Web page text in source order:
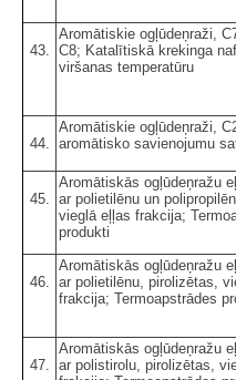
43.
Aromātiskie ogļūdeņraži,
C8; Katalītiskā krekinga
viršanas temperatūru
44.
Aromātiskie ogļūdeņraži,
aromātisko savienojumu
45.
Aromātiskās ogļūdeņražu
ar polietilēnu un
vieglā eļļas frakcija;
produkti
46.
Aromātiskās ogļūdeņražu
ar polietilēnu, pirolizētas,
frakcija; Termoapstrādes
47.
Aromātiskās ogļūdeņražu
ar polistirolu, pirolizētas,